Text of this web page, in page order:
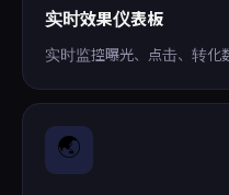
实时效果仪表板
实时监控曝光、点击、转化
🌏